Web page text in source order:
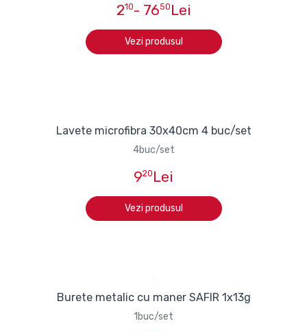
210- 7650 Lei
Vezi produsul
Lavete microfibra 30x40cm 4 buc/set
4buc/set
920 Lei
Vezi produsul
Burete metalic cu maner SAFIR 1x13g
1buc/set